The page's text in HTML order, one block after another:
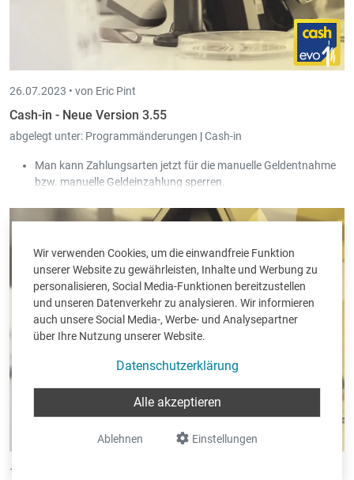
Wir verwenden Cookies, um die einwandfreie Funktion
unserer Website zu gewährleisten, Inhalte und Werbung zu
personalisieren, Social Media-Funktionen bereitzustellen
und unseren Datenverkehr zu analysieren. Wir informieren
auch unsere Social Media-, Werbe- und Analysepartner
über Ihre Nutzung unserer Website.
Datenschutzerklärung
Einstellungen
Ablehnen
Alle akzeptieren
26.07.2023 • von Eric Pint
Cash-in - Neue Version 3.55
abgelegt unter: Programmänderungen |Cash-in
Man kann Zahlungsarten jetzt für die manuelle Geldentnahme
bzw. manuelle Geldeinzahlung sperren.
14.03.2023 •